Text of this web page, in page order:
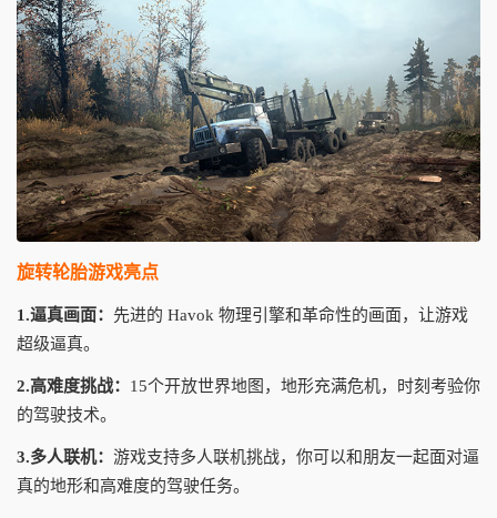
旋转轮胎游戏亮点
1.逼真画面： 先进的 Havok 物理引擎和革命性的画面，让游戏
超级逼真。
2.高难度挑战： 15个开放世界地图，地形充满危机，时刻考验你
的驾驶技术。
3.多人联机： 游戏支持多人联机挑战，你可以和朋友一起面对逼
真的地形和高难度的驾驶任务。